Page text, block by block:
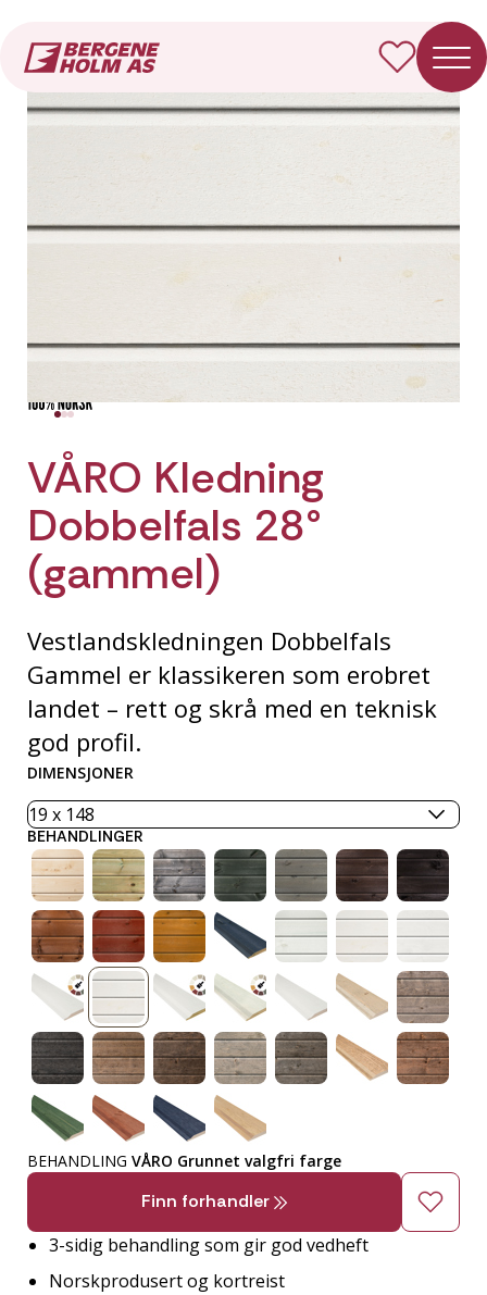
VÅRO Kledning Dobbelfals 28° (gammel)
VÅRO Kledning
Dobbelfals 28°
(gammel)
Vestlandskledningen Dobbelfals
Gammel er klassikeren som erobret
landet – rett og skrå med en teknisk
god profil.
DIMENSJONER
BEHANDLINGER
BEHANDLING VÅRO Grunnet valgfri farge
Finn forhandler
3-sidig behandling som gir god vedheft
Norskprodusert og kortreist